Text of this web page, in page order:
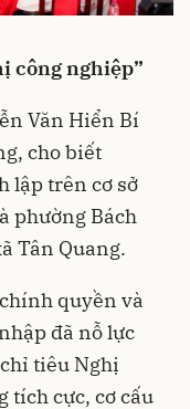
công nghiệp”
Văn Hiển Bí
cho biết
lập trên cơ sở
phường Bách
Tân Quang.
quyền và
đã nỗ lực
tiêu Nghị
tích cực, cơ cấu